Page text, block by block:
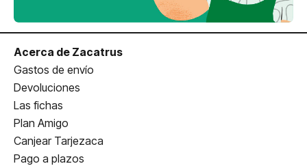
Acerca de Zacatrus
Gastos de envío
Devoluciones
Las fichas
Plan Amigo
Canjear Tarjezaca
Pago a plazos